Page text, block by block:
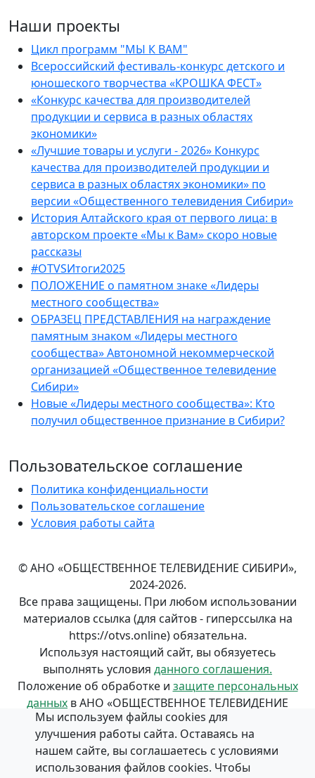
Наши проекты
Цикл программ "МЫ К ВАМ"
Всероссийский фестиваль-конкурс детского и
юношеского творчества «КРОШКА ФЕСТ»
«Конкурс качества для производителей
продукции и сервиса в разных областях
экономики»
«Лучшие товары и услуги - 2026» Конкурс
качества для производителей продукции и
сервиса в разных областях экономики» по
версии «Общественного телевидения Сибири»
История Алтайского края от первого лица: в
авторском проекте «Мы к Вам» скоро новые
рассказы
#OTVSИтоги2025
ПОЛОЖЕНИЕ о памятном знаке «Лидеры
местного сообщества»
ОБРАЗЕЦ ПРЕДСТАВЛЕНИЯ на награждение
памятным знаком «Лидеры местного
сообщества» Автономной некоммерческой
организацией «Общественное телевидение
Сибири»
Новые «Лидеры местного сообщества»: Кто
получил общественное признание в Сибири?
Пользовательское соглашение
Политика конфиденциальности
Пользовательское соглашение
Условия работы сайта
© АНО «ОБЩЕСТВЕННОЕ ТЕЛЕВИДЕНИЕ СИБИРИ»,
2024-2026.
Все права защищены. При любом использовании
материалов ссылка (для сайтов - гиперссылка на
https://otvs.online) обязательна.
Используя настоящий сайт, вы обязуетесь
выполнять условия данного соглашения.
Положение об обработке и защите персональных
данных в АНО «ОБЩЕСТВЕННОЕ ТЕЛЕВИДЕНИЕ
СИБИРИ».
Мы используем файлы cookies для
улучшения работы сайта. Оставаясь на
нашем сайте, вы соглашаетесь с условиями
использования файлов cookies. Чтобы